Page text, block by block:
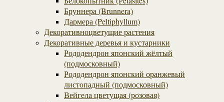
Бруннера (Brunnera)
Дармера (Peltiphyllum)
Декоративноцветущие растения
Декоративные деревья и кустарники
Рододендрон японский жёлтый
(подмосковный)
Рододендрон японский оранжевый
листопадный (подмосковный)
Вейгела цветущая (розовая)